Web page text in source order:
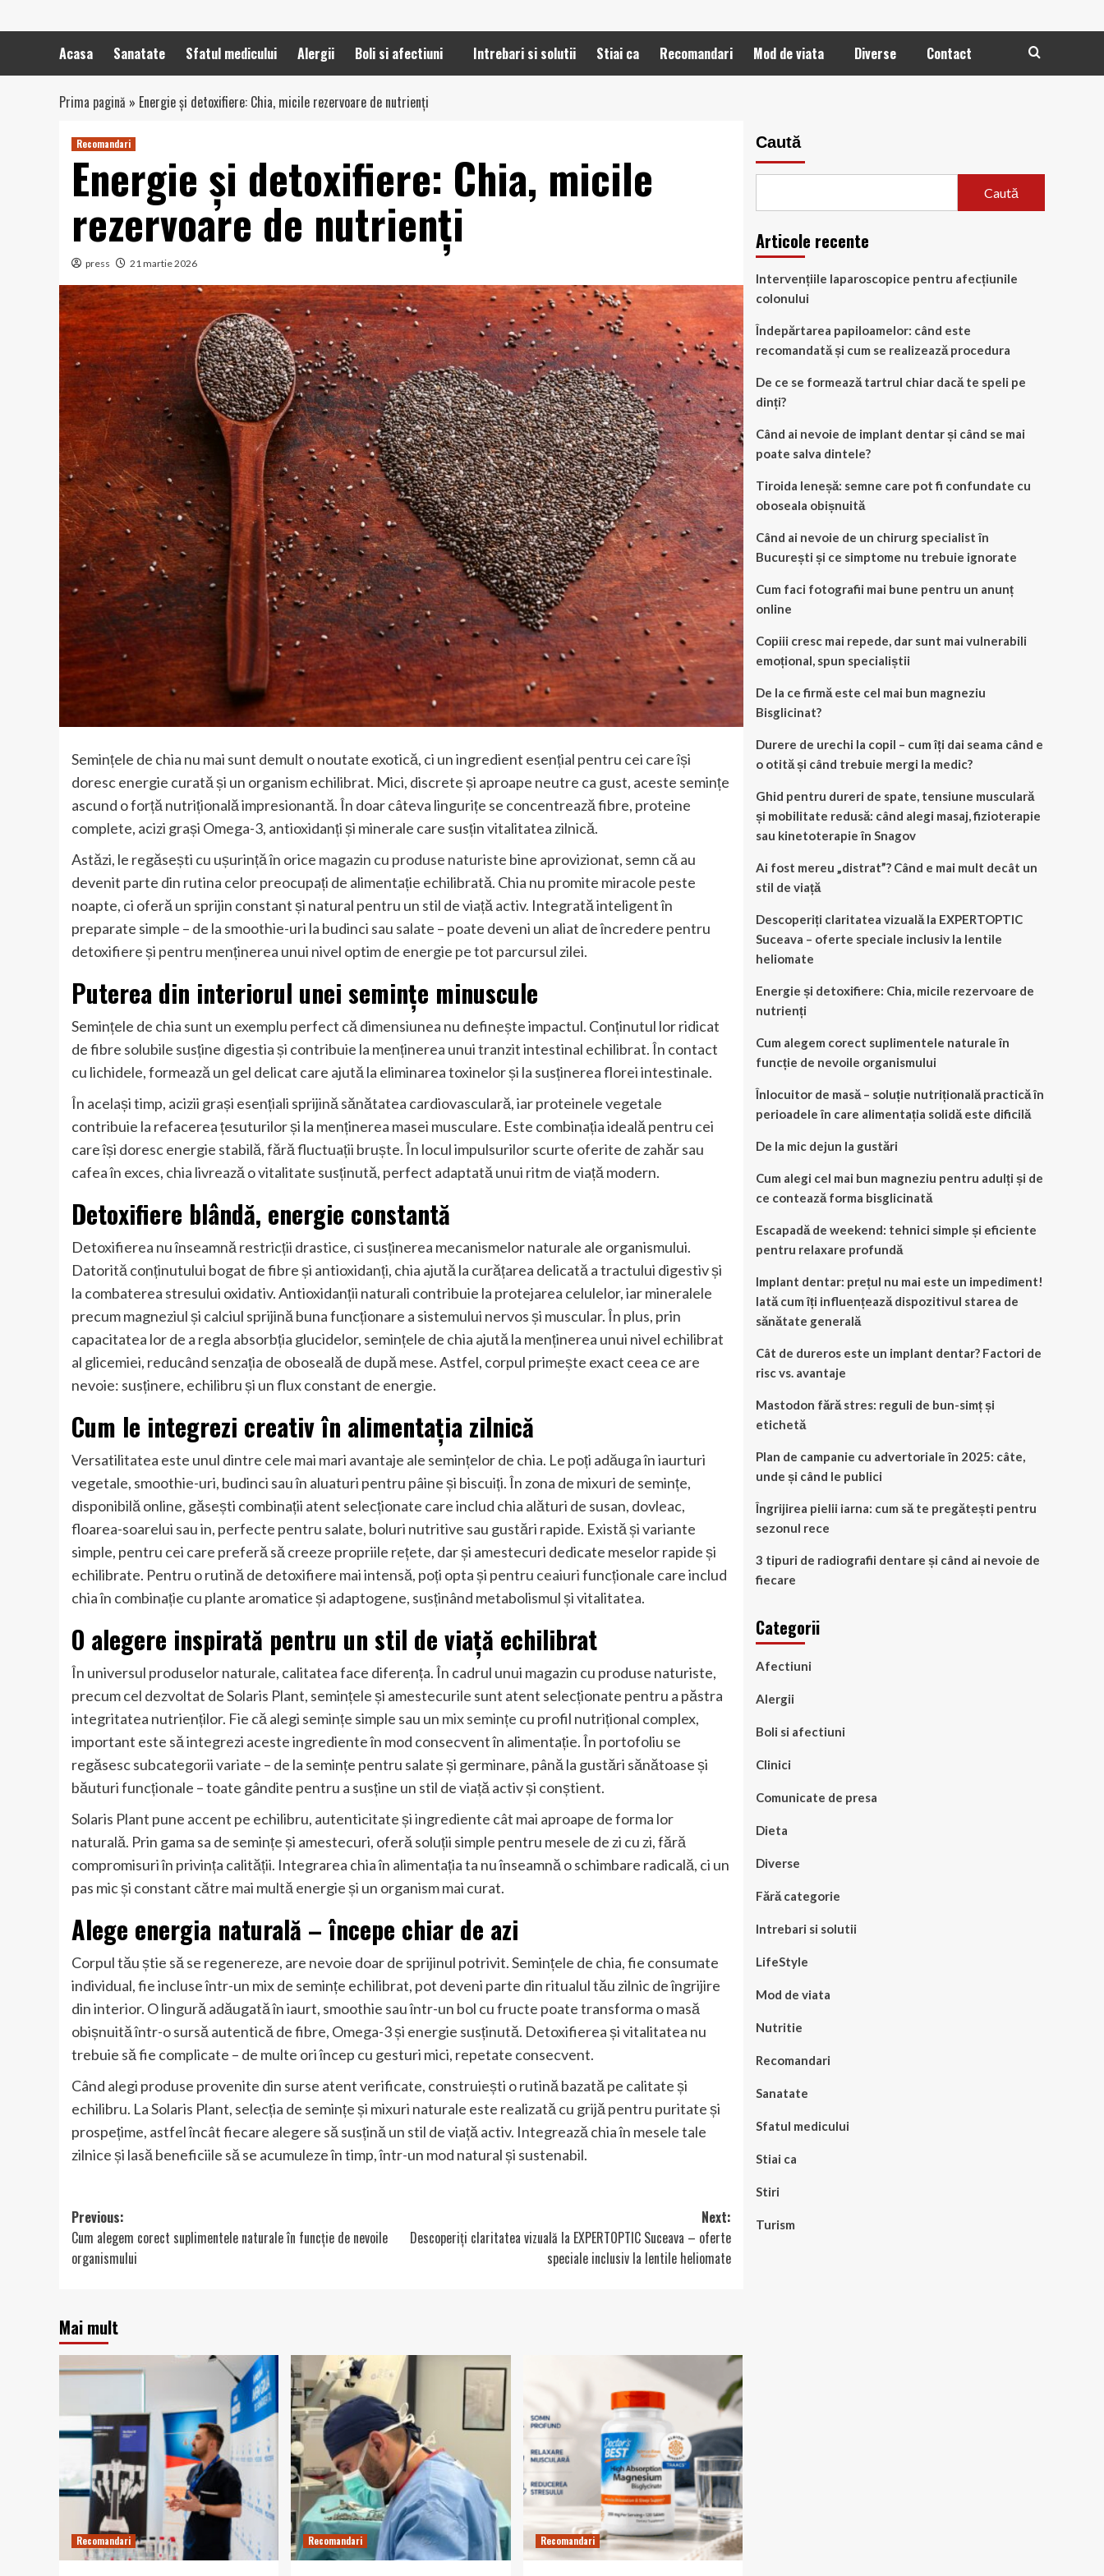
Acasa Sanatate Sfatul medicului Alergii Boli si afectiuni Intrebari si solutii Stiai ca Recomandari Mod de viata Diverse Contact
Prima pagină » Energie și detoxifiere: Chia, micile rezervoare de nutrienți
Recomandari
Energie și detoxifiere: Chia, micile
rezervoare de nutrienți
press 21 martie 2026
Semințele de chia nu mai sunt demult o noutate exotică, ci un ingredient esențial pentru cei care își
doresc energie curată și un organism echilibrat. Mici, discrete și aproape neutre ca gust, aceste semințe
ascund o forță nutrițională impresionantă. În doar câteva lingurițe se concentrează fibre, proteine
complete, acizi grași Omega-3, antioxidanți și minerale care susțin vitalitatea zilnică.
Astăzi, le regăsești cu ușurință în orice magazin cu produse naturiste bine aprovizionat, semn că au
devenit parte din rutina celor preocupați de alimentație echilibrată. Chia nu promite miracole peste
noapte, ci oferă un sprijin constant și natural pentru un stil de viață activ. Integrată inteligent în
preparate simple – de la smoothie-uri la budinci sau salate – poate deveni un aliat de încredere pentru
detoxifiere și pentru menținerea unui nivel optim de energie pe tot parcursul zilei.
Puterea din interiorul unei semințe minuscule
Semințele de chia sunt un exemplu perfect că dimensiunea nu definește impactul. Conținutul lor ridicat
de fibre solubile susține digestia și contribuie la menținerea unui tranzit intestinal echilibrat. În contact
cu lichidele, formează un gel delicat care ajută la eliminarea toxinelor și la susținerea florei intestinale.
În același timp, acizii grași esențiali sprijină sănătatea cardiovasculară, iar proteinele vegetale
contribuie la refacerea țesuturilor și la menținerea masei musculare. Este combinația ideală pentru cei
care își doresc energie stabilă, fără fluctuații bruște. În locul impulsurilor scurte oferite de zahăr sau
cafea în exces, chia livrează o vitalitate susținută, perfect adaptată unui ritm de viață modern.
Detoxifiere blândă, energie constantă
Detoxifierea nu înseamnă restricții drastice, ci susținerea mecanismelor naturale ale organismului.
Datorită conținutului bogat de fibre și antioxidanți, chia ajută la curățarea delicată a tractului digestiv și
la combaterea stresului oxidativ. Antioxidanții naturali contribuie la protejarea celulelor, iar mineralele
precum magneziul și calciul sprijină buna funcționare a sistemului nervos și muscular. În plus, prin
capacitatea lor de a regla absorbția glucidelor, semințele de chia ajută la menținerea unui nivel echilibrat
al glicemiei, reducând senzația de oboseală de după mese. Astfel, corpul primește exact ceea ce are
nevoie: susținere, echilibru și un flux constant de energie.
Cum le integrezi creativ în alimentația zilnică
Versatilitatea este unul dintre cele mai mari avantaje ale semințelor de chia. Le poți adăuga în iaurturi
vegetale, smoothie-uri, budinci sau în aluaturi pentru pâine și biscuiți. În zona de mixuri de semințe,
disponibilă online, găsești combinații atent selecționate care includ chia alături de susan, dovleac,
floarea-soarelui sau in, perfecte pentru salate, boluri nutritive sau gustări rapide. Există și variante
simple, pentru cei care preferă să creeze propriile rețete, dar și amestecuri dedicate meselor rapide și
echilibrate. Pentru o rutină de detoxifiere mai intensă, poți opta și pentru ceaiurifuncționale care includ
chia în combinație cu plante aromatice și adaptogene, susținând metabolismul și vitalitatea.
O alegere inspirată pentru un stil de viață echilibrat
În universul produselor naturale, calitatea face diferența. În cadrul unui magazin cu produse naturiste,
precum cel dezvoltat de Solaris Plant, semințele și amestecurile sunt atent selecționate pentru a păstra
integritatea nutrienților. Fie că alegi semințe simple sau un mix semințe cu profil nutrițional complex,
important este să integrezi aceste ingrediente în mod consecvent în alimentație. În portofoliu se
regăsesc subcategorii variate – de la semințe pentru salate și germinare, până la gustări sănătoase și
băuturi funcționale – toate gândite pentru a susține un stil de viață activ și conștient.
Solaris Plant pune accent pe echilibru, autenticitate și ingrediente cât mai aproape de forma lor
naturală. Prin gama sa de semințe și amestecuri, oferă soluții simple pentru mesele de zi cu zi, fără
compromisuri în privința calității. Integrarea chia în alimentația ta nu înseamnă o schimbare radicală, ci un
pas mic și constant către mai multă energie și un organism mai curat.
Alege energia naturală – începe chiar de azi
Corpul tău știe să se regenereze, are nevoie doar de sprijinul potrivit. Semințele de chia, fie consumate
individual, fie incluse într-un mix de semințe echilibrat, pot deveni parte din ritualul tău zilnic de îngrijire
din interior. O lingură adăugată în iaurt, smoothie sau într-un bol cu fructe poate transforma o masă
obișnuită într-o sursă autentică de fibre, Omega-3 și energie susținută. Detoxifierea și vitalitatea nu
trebuie să fie complicate – de multe ori încep cu gesturi mici, repetate consecvent.
Când alegi produse provenite din surse atent verificate, construiești o rutină bazată pe calitate și
echilibru. La Solaris Plant, selecția de semințe și mixuri naturale este realizată cu grijă pentru puritate și
prospețime, astfel încât fiecare alegere să susțină un stil de viață activ. Integrează chia în mesele tale
zilnice și lasă beneficiile să se acumuleze în timp, într-un mod natural și sustenabil.
Post
navigation
Previous:
Cum alegem corect suplimentele naturale în funcție de nevoile
organismului
Next:
Descoperiți claritatea vizuală la EXPERTOPTIC Suceava – oferte
speciale inclusiv la lentile heliomate
Mai mult
Recomandari Recomandari Recomandari
Caută
Caută
Articole recente
Intervențiile laparoscopice pentru afecțiunile
colonului
Îndepărtarea papiloamelor: când este
recomandată și cum se realizează procedura
De ce se formează tartrul chiar dacă te speli pe
dinți?
Când ai nevoie de implant dentar și când se mai
poate salva dintele?
Tiroida leneșă: semne care pot fi confundate cu
oboseala obișnuită
Când ai nevoie de un chirurg specialist în
București și ce simptome nu trebuie ignorate
Cum faci fotografii mai bune pentru un anunț
online
Copiii cresc mai repede, dar sunt mai vulnerabili
emoțional, spun specialiștii
De la ce firmă este cel mai bun magneziu
Bisglicinat?
Durere de urechi la copil – cum îți dai seama când e
o otită și când trebuie mergi la medic?
Ghid pentru dureri de spate, tensiune musculară
și mobilitate redusă: când alegi masaj, fizioterapie
sau kinetoterapie în Snagov
Ai fost mereu „distrat”? Când e mai mult decât un
stil de viață
Descoperiți claritatea vizuală la EXPERTOPTIC
Suceava – oferte speciale inclusiv la lentile
heliomate
Energie și detoxifiere: Chia, micile rezervoare de
nutrienți
Cum alegem corect suplimentele naturale în
funcție de nevoile organismului
Înlocuitor de masă – soluție nutrițională practică în
perioadele în care alimentația solidă este dificilă
De la mic dejun la gustări
Cum alegi cel mai bun magneziu pentru adulți și de
ce contează forma bisglicinată
Escapadă de weekend: tehnici simple și eficiente
pentru relaxare profundă
Implant dentar: prețul nu mai este un impediment!
Iată cum îți influențează dispozitivul starea de
sănătate generală
Cât de dureros este un implant dentar? Factori de
risc vs. avantaje
Mastodon fără stres: reguli de bun-simț și
etichetă
Plan de campanie cu advertoriale în 2025: câte,
unde și când le publici
Îngrijirea pielii iarna: cum să te pregătești pentru
sezonul rece
3 tipuri de radiografii dentare și când ai nevoie de
fiecare
Categorii
Afectiuni
Alergii
Boli si afectiuni
Clinici
Comunicate de presa
Dieta
Diverse
Fără categorie
Intrebari si solutii
LifeStyle
Mod de viata
Nutritie
Recomandari
Sanatate
Sfatul medicului
Stiai ca
Stiri
Turism